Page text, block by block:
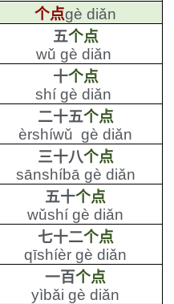
个点gè diǎn
五个点
wǔ gè diǎn
十个点
shí gè diǎn
二十五个点
èrshíwǔ gè diǎn
三十八个点
sānshíbā gè diǎn
五十个点
wǔshí gè diǎn
七十二个点
qīshíèr gè diǎn
一百个点
yìbǎi gè diǎn